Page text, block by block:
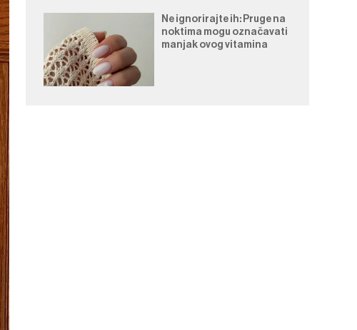
Ne ignorirajte ih: Pruge na
noktima mogu označavati
manjak ovog vitamina